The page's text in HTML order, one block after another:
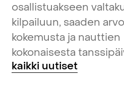
osallistuakseen
kilpailuun, saaden
kokemusta ja nauttien
kokonaisesta
kaikki uutiset